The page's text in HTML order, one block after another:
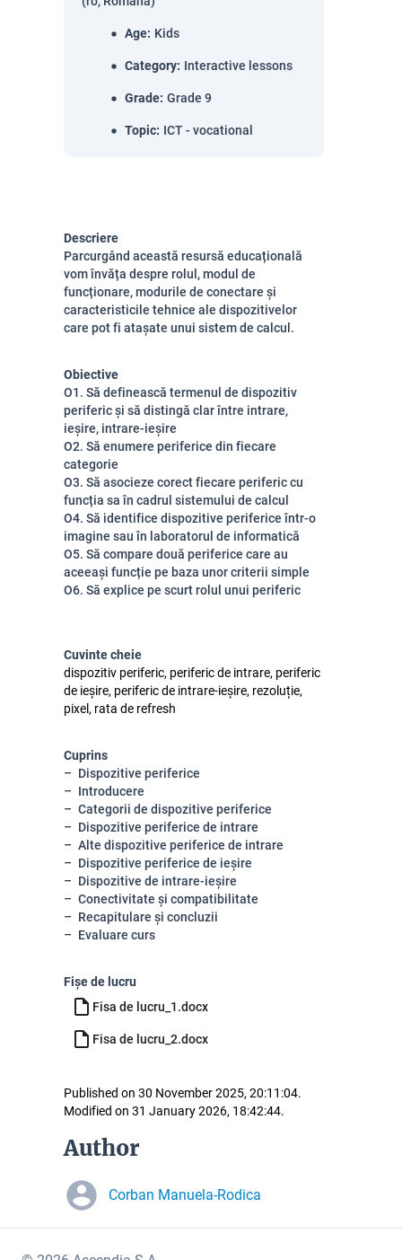
Age: Kids
Category: Interactive lessons
Grade: Grade 9
Topic: ICT - vocational
Descriere
Parcurgând această resursă educațională
vom învăța despre rolul, modul de
funcționare, modurile de conectare și
caracteristicile tehnice ale dispozitivelor
care pot fi atașate unui sistem de calcul.
Obiective
O1. Să definească termenul de dispozitiv
periferic și să distingă clar între intrare,
ieșire, intrare-ieșire
O2. Să enumere periferice din fiecare
categorie
O3. Să asocieze corect fiecare periferic cu
funcția sa în cadrul sistemului de calcul
O4. Să identifice dispozitive periferice într-o
imagine sau în laboratorul de informatică
O5. Să compare două periferice care au
aceeași funcție pe baza unor criterii simple
O6. Să explice pe scurt rolul unui periferic
Cuvinte cheie
dispozitiv periferic, periferic de intrare, periferic
de ieșire, periferic de intrare-ieșire, rezoluție,
pixel, rata de refresh
Cuprins
Dispozitive periferice
Introducere
Categorii de dispozitive periferice
Dispozitive periferice de intrare
Alte dispozitive periferice de intrare
Dispozitive periferice de ieșire
Dispozitive de intrare-ieșire
Conectivitate și compatibilitate
Recapitulare și concluzii
Evaluare curs
Fișe de lucru
Fisa de lucru_1.docx
Fisa de lucru_2.docx
Published on 30 November 2025, 20:11:04.
Modified on 31 January 2026, 18:42:44.
Author
Corban Manuela-Rodica